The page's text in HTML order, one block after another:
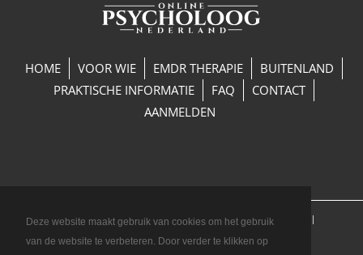
Deze website maakt gebruik van cookies om het gebruik
van de website te verbeteren. Door verder te klikken op
HOME VOOR WIE EMDR THERAPIE
BUITENLAND
PRAKTISCHE INFORMATIE
FAQ
CONTACT
AANMELDEN
Copyright 2026 Online Psycholoog Nederland
Privacyverklaring
Algemene voorwaarden